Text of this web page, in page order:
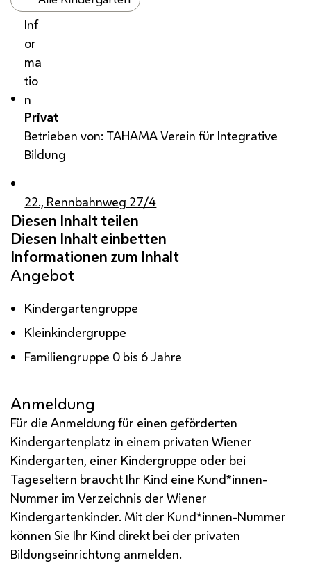
Inf
or
ma
tio
n
Privat
Betrieben von: TAHAMA Verein für Integrative
Bildung
22., Rennbahnweg 27/4
Angebot
Kindergartengruppe
Kleinkindergruppe
Familiengruppe 0 bis 6 Jahre
Anmeldung
Für die Anmeldung für einen geförderten
Kindergartenplatz in einem privaten Wiener
Kindergarten, einer Kindergruppe oder bei
Tageseltern braucht Ihr Kind eine Kund*innen-
Nummer im Verzeichnis der Wiener
Kindergartenkinder. Mit der Kund*innen-Nummer
können Sie Ihr Kind direkt bei der privaten
Bildungseinrichtung anmelden.